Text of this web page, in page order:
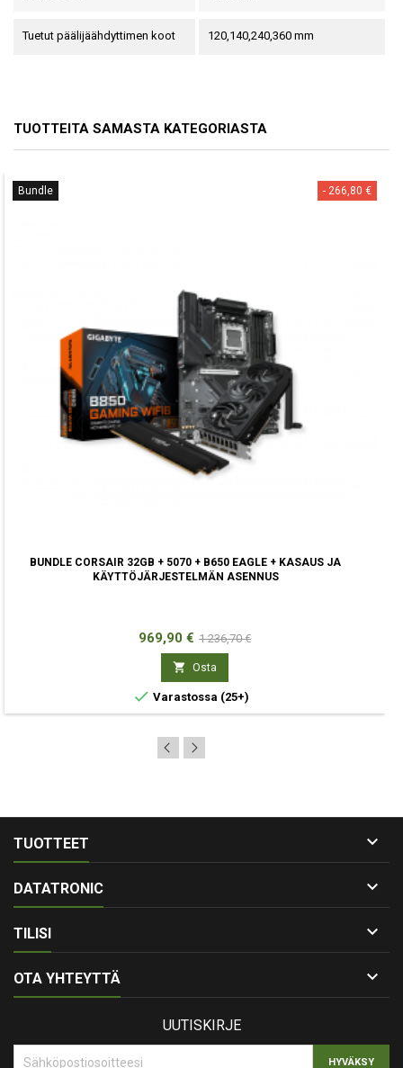
Tuetut päälijäähdyttimen koot 120,140,240,360 mm
TUOTTEITA SAMASTA KATEGORIASTA
- 266,80 €
Bundle
BUNDLE CORSAIR 32GB + 5070 + B650 EAGLE + KASAUS JA
KÄYTTÖJÄRJESTELMÄN ASENNUS
Hinta
969,90 € Normaali
hinta
1 236,70 €
 Osta
 Varastossa (25+)
TUOTTEET 
DATATRONIC 
TILISI 
OTA YHTEYTTÄ 
UUTISKIRJE